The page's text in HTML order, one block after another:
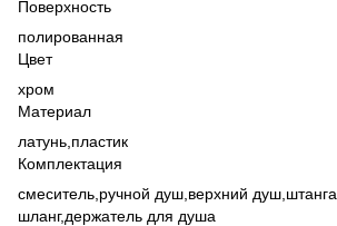
Поверхность
полированная
Цвет
хром
Материал
латунь, пластик
Комплектация
смеситель, ручной душ, верхний душ, штанга,
шланг,держатель для душа